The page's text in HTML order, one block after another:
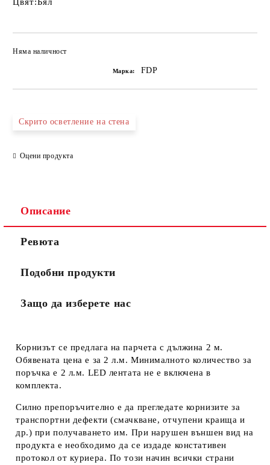
Няма наличност
Марка: FDP
Скрито осветление на стена
Оцени продукта
Описание
Ревюта
Подобни продукти
Защо да изберете нас
Корнизът се предлага на парчета с дължина 2 м.
Обявената цена е за 2 л.м. Минималното количество за
поръчка е 2 л.м. LED лентата не е включена в
комплекта.
Силно препоръчително е да прегледате корнизите за
транспортни дефекти (смачкване, отчупени краища и
др.) при получаването им. При нарушен външен вид на
продукта е необходимо да се издаде констативен
протокол от куриера. По този начин всички страни